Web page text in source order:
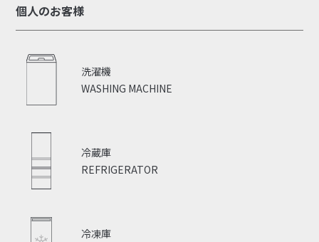
個人のお客様
WASHING MACHINE
洗濯機
REFRIGERATOR
冷蔵庫
冷凍庫